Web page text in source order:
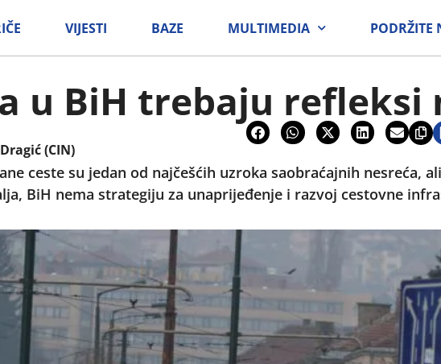
VIJESTI BAZE MULTIMEDIA PODRŽITE
u BiH trebaju refleksi
(CIN)
ceste su jedan od najčešćih uzroka saobraćajnih nesreća,
BiH nema strategiju za unaprijeđenje i razvoj cestovne